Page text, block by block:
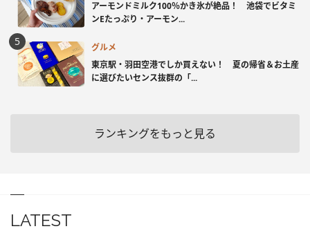
アーモンドミルク100％かき氷が絶品！ 池袋でビタミ
ンEたっぷり・アーモン...
グルメ
東京駅・羽田空港でしか買えない！ 夏の帰省＆お土産
に選びたいセンス抜群の「...
ランキングをもっと見る
LATEST